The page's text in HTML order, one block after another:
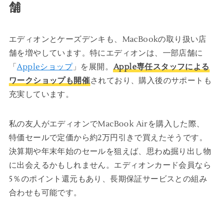
舗
エディオンとケーズデンキも、MacBookの取り扱い店
舗を増やしています。特にエディオンは、一部店舗に
「Appleショップ」を展開。 Apple専任スタッフによる
ワークショップも開催されており、購入後のサポートも
充実しています。
私の友人がエディオンでMacBook Airを購入した際、
特価セールで定価から約2万円引きで買えたそうです。
決算期や年末年始のセールを狙えば、思わぬ掘り出し物
に出会えるかもしれません。エディオンカード会員なら
5％のポイント還元もあり、長期保証サービスとの組み
合わせも可能です。